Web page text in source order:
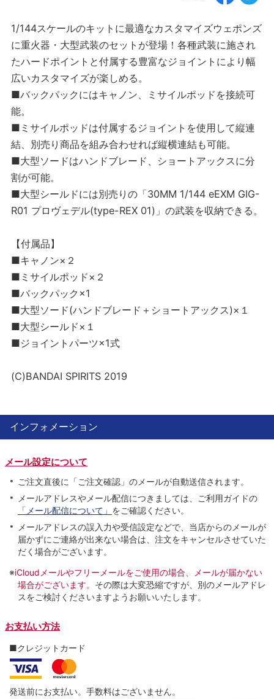
1/144スケールのキットに最適なカスタマイズウェポンズ
に重火器・大型武装のセットが登場！各種武装に施され
たハードポイントと付属する豊富なジョイントにより幅
広いカスタマイズが楽しめる。
■バックパックにはキャノン、ミサイルポッドを接続可
能。
■ミサイルポッドは付属するジョイントを使用して縦連
結、別売り商品を組み合わせれば縦横連結も可能。
■大型ソードはハンドブレード、ショートアックスに分
割が可能。
■大型シールドには別売りの「30MM 1/144 eEXM GIG-
R01 プロヴェデル(type-REX 01)」の武装を収納できる。
【付属品】
■キャノン×２
■ミサイルポッド×２
■バックパック×1
■大型ソード(ハンドブレード＋ショートアックス)×１
■大型シールド×１
■ジョイントパーツ×1式
(C)BANDAI SPIRITS 2019
インフォメーション
メール設定について
ご注文直後に「ご注文確認」のメールが自動送信されます。
メールアドレスやメール配信につきましては、ご利用ガイドの
「メール配信について」 をご確認ください。
メールアドレスの誤入力や受信設定などで、当店からのメールが
届かずにご連絡が出来ない場合は、注文をキャンセルさせていた
だく場合がございます。
※iCloudメールやフリーメールをご使用の場合、メールが届かない
場合がございます。 その際は大変恐縮ですが、別のメールアドレ
スをご検討くださいますようお願いいたします。
お支払い方法
■クレジットカード
発送前にお支払い。手数料はございません。